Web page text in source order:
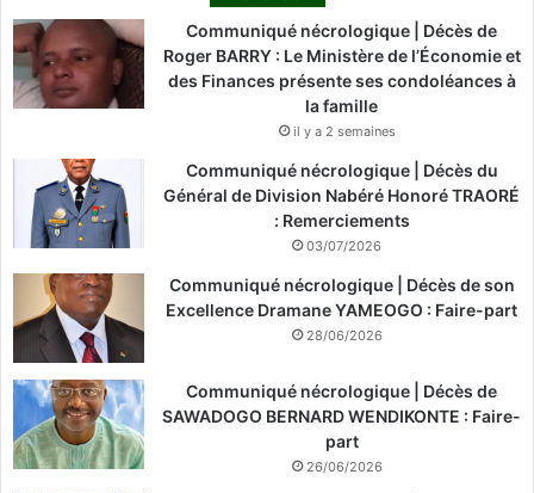
Communiqué nécrologique | Décès de
Roger BARRY : Le Ministère de l’Économie et
des Finances présente ses condoléances à
la famille
il y a 2 semaines
Communiqué nécrologique | Décès du
Général de Division Nabéré Honoré TRAORÉ
: Remerciements
03/07/2026
Communiqué nécrologique | Décès de son
Excellence Dramane YAMEOGO : Faire-part
28/06/2026
Communiqué nécrologique | Décès de
SAWADOGO BERNARD WENDIKONTE : Faire-
part
26/06/2026